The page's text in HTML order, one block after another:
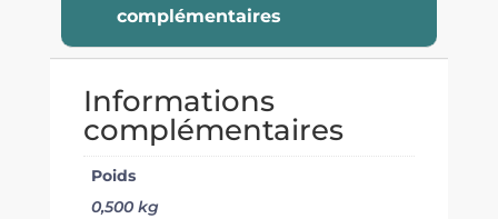
complémentaires
Informations
complémentaires
Poids
0,500 kg